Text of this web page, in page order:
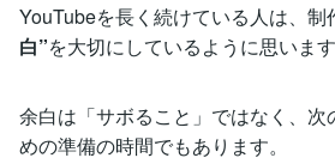
YouTubeを長く続けている人は、制
白”を大切にしているように思います
余白は「サボること」ではなく、次
めの準備の時間でもあります。